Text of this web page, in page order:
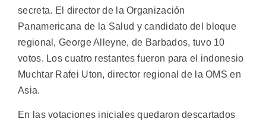
secreta. El director de la Organización
Panamericana de la Salud y candidato del bloque
regional, George Alleyne, de Barbados, tuvo 10
votos. Los cuatro restantes fueron para el indonesio
Muchtar Rafei Uton, director regional de la OMS en
Asia.
En las votaciones iniciales quedaron descartados